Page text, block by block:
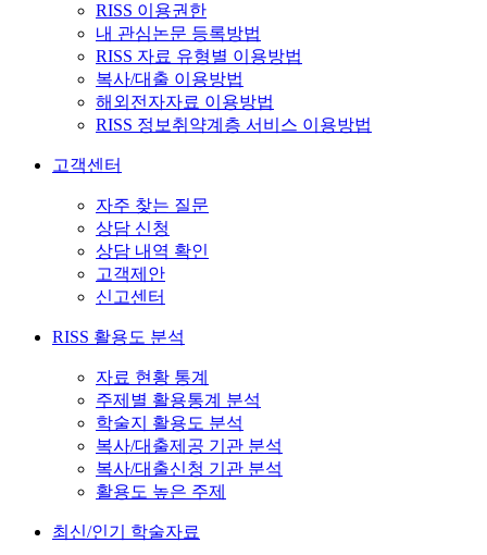
RISS 이용권한
내 관심논문 등록방법
RISS 자료 유형별 이용방법
복사/대출 이용방법
해외전자자료 이용방법
RISS 정보취약계층 서비스 이용방법
고객센터
자주 찾는 질문
상담 신청
상담 내역 확인
고객제안
신고센터
RISS 활용도 분석
자료 현황 통계
주제별 활용통계 분석
학술지 활용도 분석
복사/대출제공 기관 분석
복사/대출신청 기관 분석
활용도 높은 주제
최신/인기 학술자료